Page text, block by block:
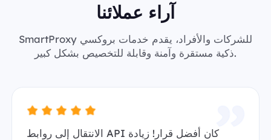
آراء عملائنا
SmartProxy للشركات والأفراد، يقدم خدمات بروكسي
ذكية مستقرة وآمنة وقابلة للتخصيص بشكل كبير.
الانتقال إلى روابط API كان أفضل قرار! زيادة